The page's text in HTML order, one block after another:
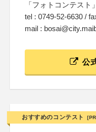
「フォトコンテスト
tel : 0749-52-6630 /
mail :
公
おすすめのコンテスト